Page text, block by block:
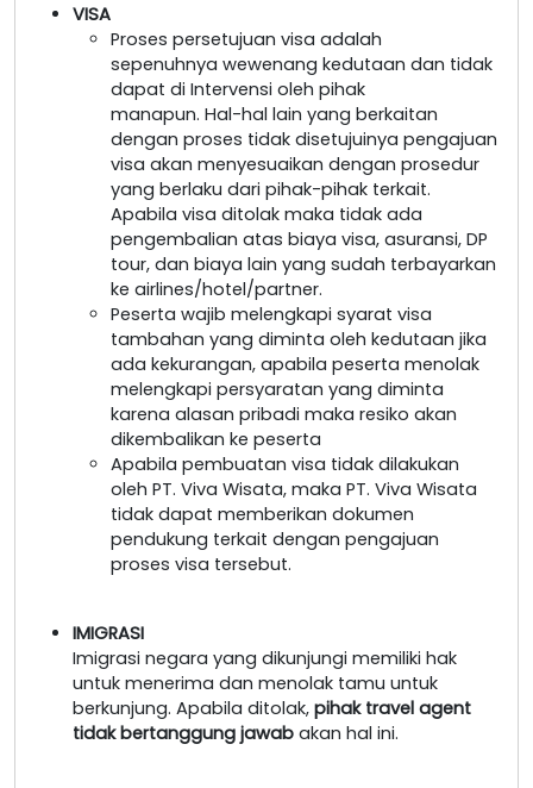
VISA
Proses persetujuan visa adalah
sepenuhnya wewenang kedutaan dan tidak
dapat di Intervensi oleh pihak
manapun. Hal-hal lain yang berkaitan
dengan proses tidak disetujuinya pengajuan
visa akan menyesuaikan dengan prosedur
yang berlaku dari pihak-pihak terkait.
Apabila visa ditolak maka tidak ada
pengembalian atas biaya visa, asuransi, DP
tour, dan biaya lain yang sudah terbayarkan
ke airlines/hotel/partner.
Peserta wajib melengkapi syarat visa
tambahan yang diminta oleh kedutaan jika
ada kekurangan, apabila peserta menolak
melengkapi persyaratan yang diminta
karena alasan pribadi maka resiko akan
dikembalikan ke peserta
Apabila pembuatan visa tidak dilakukan
oleh PT. Viva Wisata, maka PT. Viva Wisata
tidak dapat memberikan dokumen
pendukung terkait dengan pengajuan
proses visa tersebut.
IMIGRASI
Imigrasi negara yang dikunjungi memiliki hak
untuk menerima dan menolak tamu untuk
berkunjung. Apabila ditolak, pihak travel agent
tidak bertanggung jawab akan hal ini.